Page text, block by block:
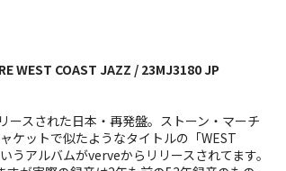
WEST COAST JAZZ / 23MJ3180 JP
ースされた日本・再発盤。ストーン・マーチ
ケットで似たようなタイトルの「WEST
うアルバムがverveからリリースされてます。